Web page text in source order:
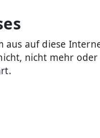
aus auf diese
nicht mehr